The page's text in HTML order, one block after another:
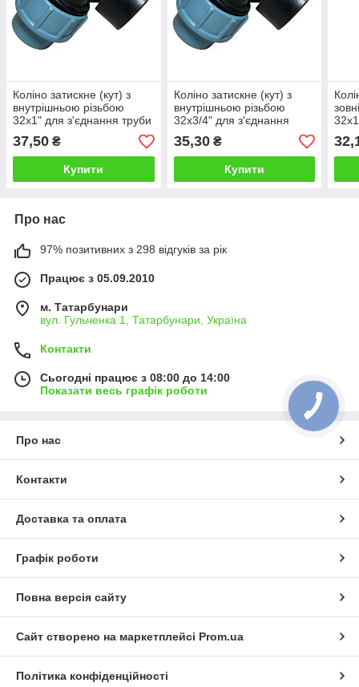
Коліно затискне (кут) з
внутрішньою різьбою
32х1" для з'єднання труби
під кутом 90o
37,50 ₴
Купити
Коліно затискне (кут) з
внутрішньою різьбою
32х3/4" для з'єднання
труби під кутом 90o
35,30₴
Купити
Про нас
97% позитивних з 298 відгуків за рік
Працює з 05.09.2010
м. Татарбунари
вул. Гульченка 1, Татарбунари, Україна
Контакти
Сьогодні працює з 08:00 до 14:00
Показати весь графік роботи
Про нас
Контакти
Доставка та оплата
Графік роботи
Повна версія сайту
Сайт створено на маркетплейсі Prom.ua
Політика конфіденційності